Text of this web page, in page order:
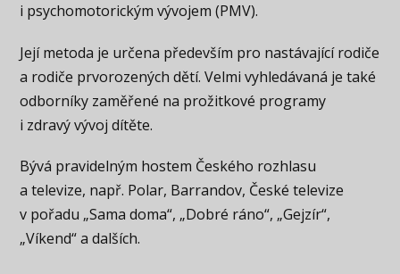
i psychomotorickým vývojem (PMV).
Její metoda je určena především pro nastávající rodiče
a rodiče prvorozených dětí. Velmi vyhledávaná je také
odborníky zaměřené na prožitkové programy
i zdravý vývoj dítěte.
Bývá pravidelným hostem Českého rozhlasu
a televize, např. Polar, Barrandov, České televize
v pořadu „Sama doma“, „Dobré ráno“, „Gejzír“,
„Víkend“ a dalších.